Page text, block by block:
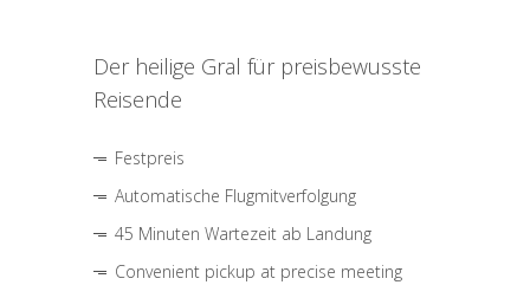
Der heilige Gral für preisbewusste
Reisende
Festpreis
Automatische Flugmitverfolgung
45 Minuten Wartezeit ab Landung
Convenient pickup at precise meeting